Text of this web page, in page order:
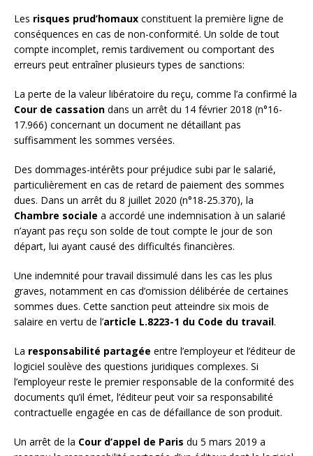
Les risques prud’homaux constituent la première ligne de
conséquences en cas de non-conformité. Un solde de tout
compte incomplet, remis tardivement ou comportant des
erreurs peut entraîner plusieurs types de sanctions:
La perte de la valeur libératoire du reçu, comme l’a confirmé la
Cour de cassation dans un arrêt du 14 février 2018 (n°16-
17.966) concernant un document ne détaillant pas
suffisamment les sommes versées.
Des dommages-intérêts pour préjudice subi par le salarié,
particulièrement en cas de retard de paiement des sommes
dues. Dans un arrêt du 8 juillet 2020 (n°18-25.370), la
Chambre sociale a accordé une indemnisation à un salarié
n’ayant pas reçu son solde de tout compte le jour de son
départ, lui ayant causé des difficultés financières.
Une indemnité pour travail dissimulé dans les cas les plus
graves, notamment en cas d’omission délibérée de certaines
sommes dues. Cette sanction peut atteindre six mois de
salaire en vertu de l’article L.8223-1 du Code du travail.
La responsabilité partagée entre l’employeur et l’éditeur de
logiciel soulève des questions juridiques complexes. Si
l’employeur reste le premier responsable de la conformité des
documents qu’il émet, l’éditeur peut voir sa responsabilité
contractuelle engagée en cas de défaillance de son produit.
Un arrêt de la Cour d’appel de Paris du 5 mars 2019 a